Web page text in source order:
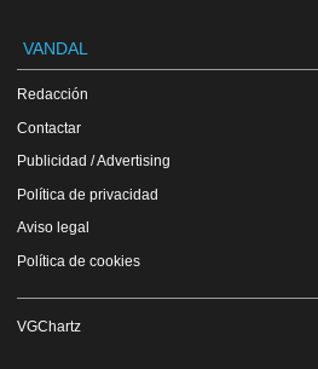
VANDAL
Redacción
Contactar
Publicidad / Advertising
Política de privacidad
Aviso legal
Política de cookies
VGChartz